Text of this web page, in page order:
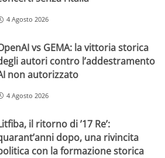
4 Agosto 2026
vs GEMA: la vittoria storica
autori contro l’addestramento
non autorizzato
4 Agosto 2026
il ritorno di ’17 Re’:
dopo, una rivincita
con la formazione storica